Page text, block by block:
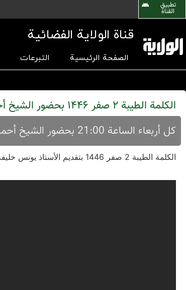
تطبیق
القناة
قناة الولاية الفضائية
الصفحة الرئيسية التبرعات
الکلمة الطیبة 2 صفر 1446 بحضور الشیخ أحمد الجعفري
کل أربعاء الساعة 21:00 بحضور الشیخ أحمد الجعفري حسب توقیت النجف الأشرف
الکلمة الطیبة 2 صفر 1446 بتقدیم الأستاذ یونس خلیفة وبحضور الشیخ أحمد الجعفري بموضوع أدلة ناصبية إبن تيمية